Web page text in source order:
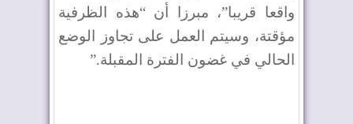
واقعا قريبا”، مبرزا أن “هذه الظرفية
مؤقتة، وسيتم العمل على تجاوز الوضع
الحالي في غضون الفترة المقبلة”.